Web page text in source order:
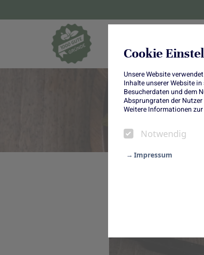
Cookie
Unsere Website
Inhalte unserer Website
Besucherdaten und dem
Absprungraten der
Weitere Informationen
Notwendig
Impressum